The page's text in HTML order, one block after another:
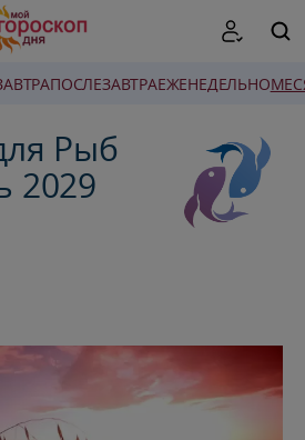
ПОСЛЕЗАВТРАЕЖЕНЕДЕЛЬНО
Рыб
2029